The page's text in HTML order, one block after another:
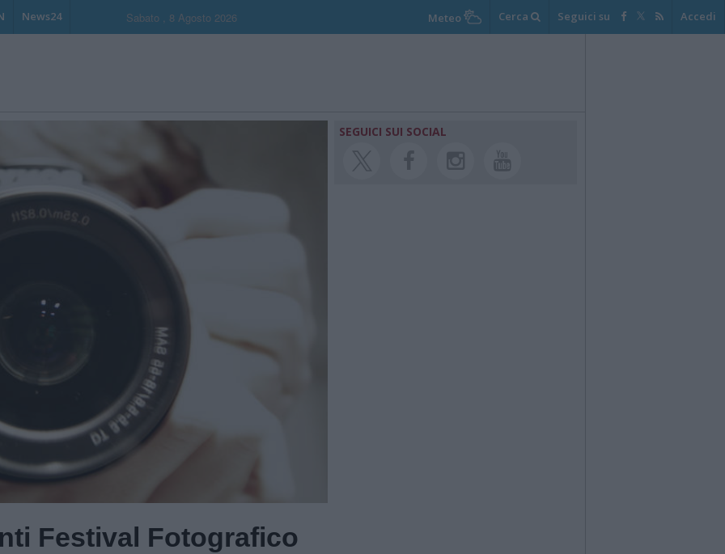
News24 Sabato , 8 Agosto 2026 Meteo Cerca Seguici su Accedi
Festival Fotografico
SEGUICI SUI SOCIAL